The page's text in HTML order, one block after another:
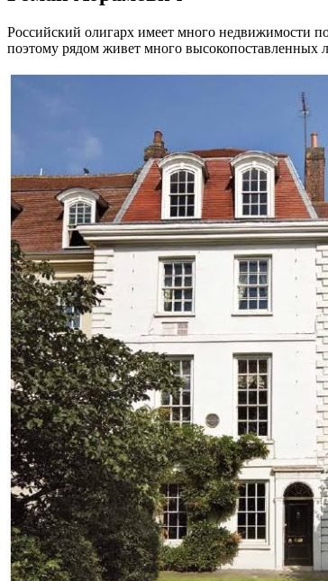
Российский олигарх имеет много недвижимости
поэтому рядом живет много высокопоставленных